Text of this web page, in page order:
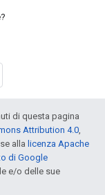
di questa pagina
Attribution 4.0,
alla licenza Apache
di Google
e/o delle sue